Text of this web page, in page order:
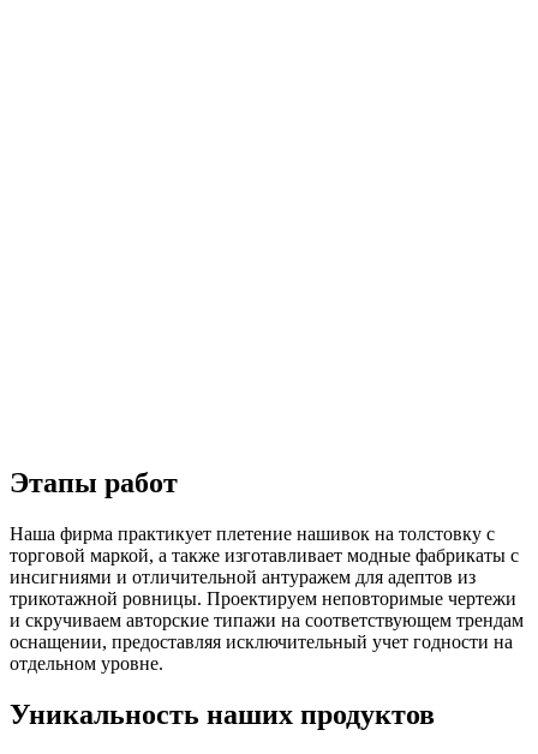
Этапы работ
Наша фирма практикует плетение нашивок на толстовку с
торговой маркой, а также изготавливает модные фабрикаты с
инсигниями и отличительной антуражем для адептов из
трикотажной ровницы. Проектируем неповторимые чертежи
и скручиваем авторские типажи на соответствующем трендам
оснащении, предоставляя исключительный учет годности на
отдельном уровне.
Уникальность наших продуктов